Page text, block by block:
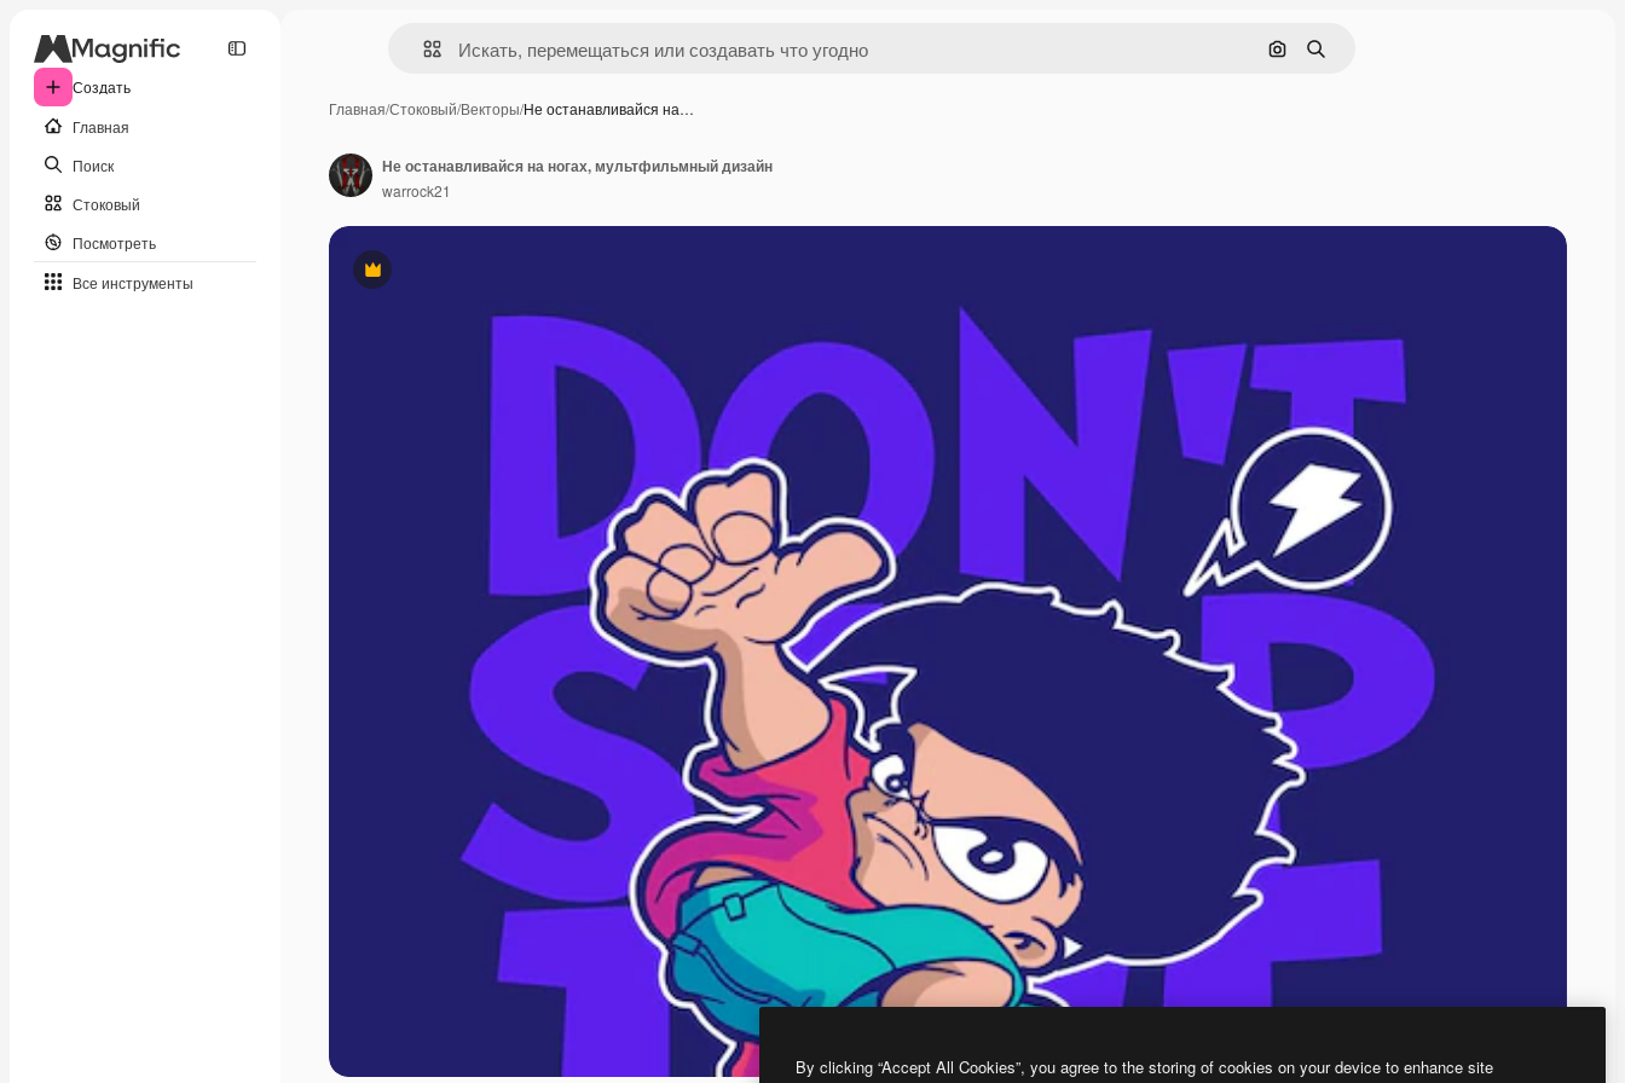
Создать
Главная
Поиск
Стоковый
Посмотреть
Все инструменты
Поиск по изображению
Поиск
Главная/Стоковый/Векторы/Не останавливайся на…
Премиум
Не останавливайся на ногах, мультфильмный дизайн
warrock21
By clicking “Accept All Cookies”, you agree to the storing of cookies on your device to enhance site